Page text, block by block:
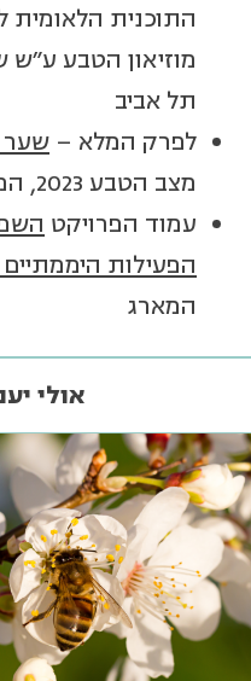
התוכנית
מוזיאון הטבע ע"ש
תל אביב
לפרק המלא – שער
מצב הטבע 2023, המארג
עמוד הפרויקט
הפעילות
המארג
אולי